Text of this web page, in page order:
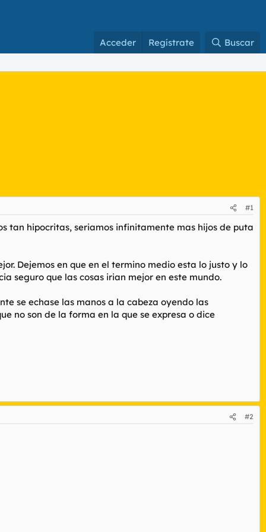
Acceder Regístrate Buscar
#1
tan hipocritas, seriamos infinitamente mas hijos de puta
Dejemos en que en el termino medio esta lo justo y lo
seguro que las cosas irian mejor en este mundo.
se echase las manos a la cabeza oyendo las
no son de la forma en la que se expresa o dice
#2